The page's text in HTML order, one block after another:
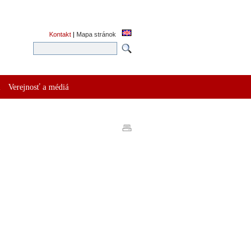
Kontakt | Mapa stránok
Verejnosť a médiá